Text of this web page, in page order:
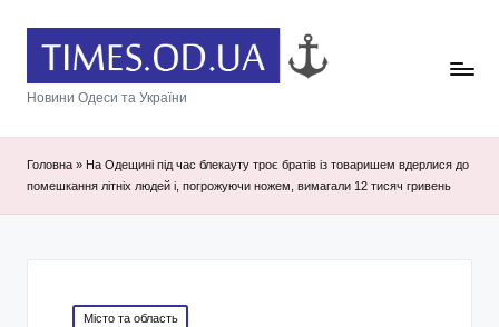
Новини Одеси та України
Головна » На Одещині під час блекауту троє братів із товаришем вдерлися до
помешкання літніх людей і, погрожуючи ножем, вимагали 12 тисяч гривень
Posted
Місто та область